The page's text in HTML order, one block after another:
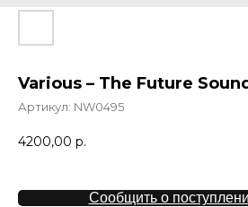
Various – The Future
Артикул: NW0495
4200,00 р.
Сообщить о